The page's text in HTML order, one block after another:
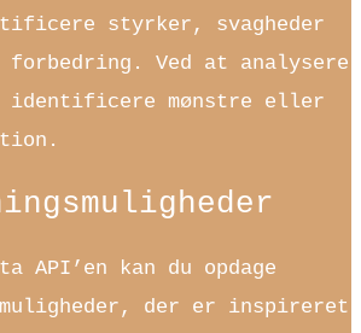
styrker, svagheder
forbedring. Ved at analysere
identificere mønstre eller
API’en kan du opdage
der er inspireret